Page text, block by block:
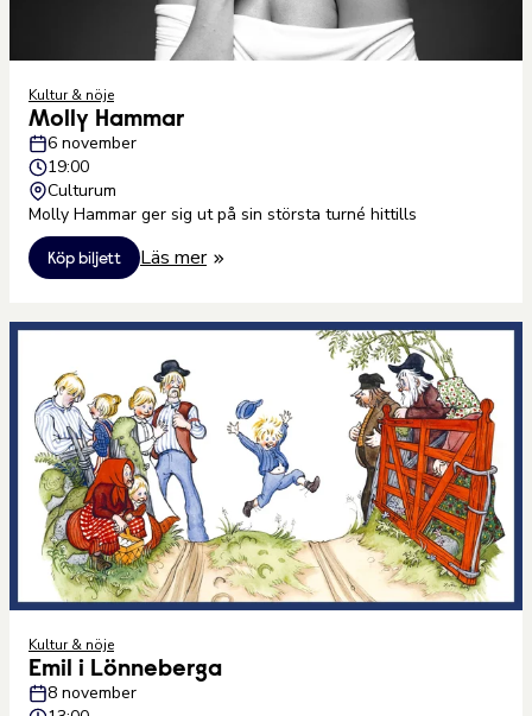
Kultur & nöje
Molly Hammar
6 november
19:00
Culturum
Molly Hammar ger sig ut på sin största turné hittills
Köp biljett Läs mer
Kultur & nöje
Emil i Lönneberga
8 november